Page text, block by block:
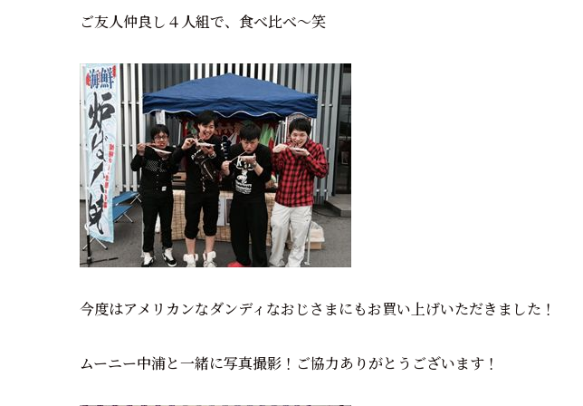
ご友人仲良し４人組で、食べ比べ～笑
今度はアメリカンなダンディなおじさまにもお買い上げいただきました！
ムーニー中浦と一緒に写真撮影！ご協力ありがとうございます！